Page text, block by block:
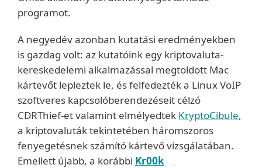
programot.
A negyedév azonban kutatási eredményekben
is gazdag volt: az kutatóink egy kriptovaluta-
kereskedelemi alkalmazással megtoldott Mac
kártevőt lepleztek le, és felfedezték a Linux VoIP
szoftveres kapcsolóberendezéseit célzó
CDRThief-et valamint elmélyedtek KryptoCibule,
a kriptovaluták tekintetében háromszoros
fenyegetésnek számító kártevő vizsgálatában.
Emellett újabb, a korábbi Kr00k